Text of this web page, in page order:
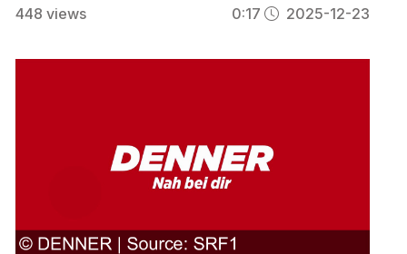
448 views 0:17 2025-12-23